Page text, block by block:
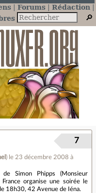
Forums
Rédaction
) le 23 décembre 2008 à
7
Simon Phipps (Monsieur
France organise une soirée le
18h30, 42 Avenue de Iéna.